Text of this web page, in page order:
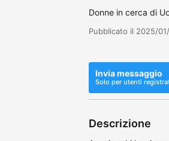
Donne in cerca di
Pubblicato il 2025/
Invia messaggio
Solo per utenti
Descrizione